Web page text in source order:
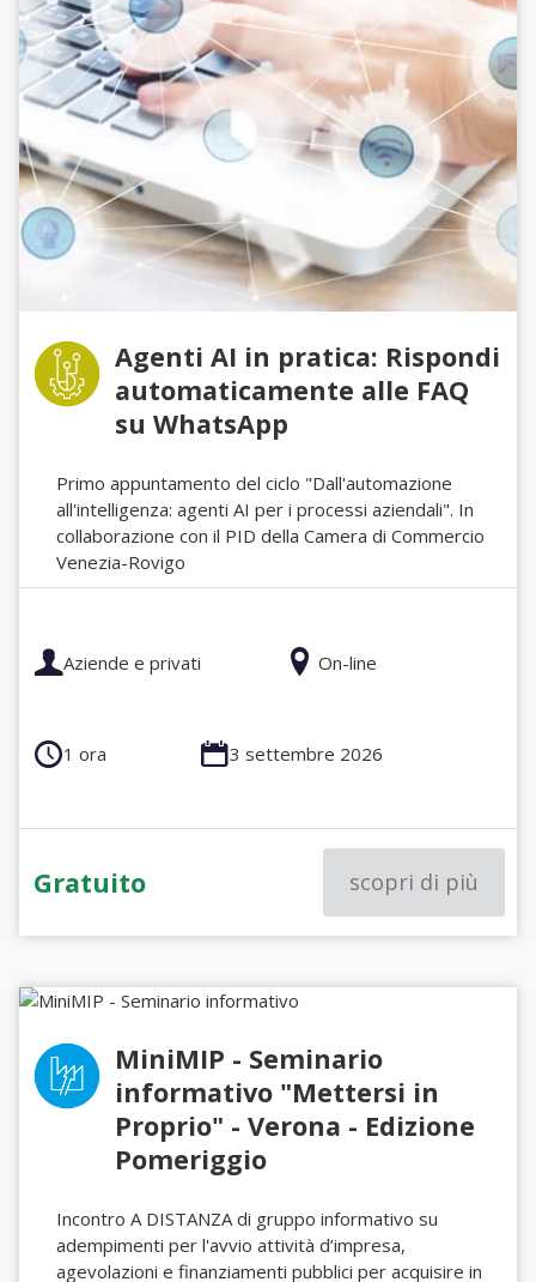
Agenti AI in pratica: Rispondi
automaticamente alle FAQ
su WhatsApp
Primo appuntamento del ciclo "Dall'automazione
all'intelligenza: agenti AI per i processi aziendali". In
collaborazione con il PID della Camera di Commercio
Venezia-Rovigo
Aziende e privati On-line
1 ora 3 settembre 2026
Gratuito scopri di più
MiniMIP - Seminario
informativo "Mettersi in
Proprio" - Verona - Edizione
Pomeriggio
Incontro A DISTANZA di gruppo informativo su
adempimenti per l'avvio attività d’impresa,
agevolazioni e finanziamenti pubblici per acquisire in